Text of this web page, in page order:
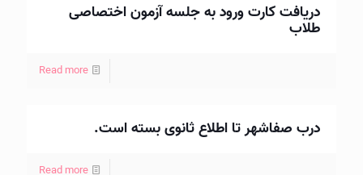
دریافت کارت ورود به جلسه آزمون اختصاصی
طلاب
Read more
درب صفاشهر تا اطلاع ثانوی بسته است.
Read more